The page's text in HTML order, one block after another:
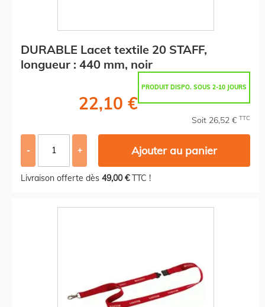
DURABLE Lacet textile 20 STAFF,
longueur : 440 mm, noir
PRODUIT DISPO. SOUS 2-10 JOURS
22,10 €
Soit 26,52 € TTC
- + Ajouter au panier
Livraison offerte dès 49,00 €TTC !